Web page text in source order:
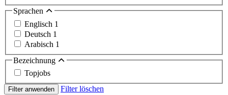
Sprachen
Englisch 1
Deutsch 1
Arabisch 1
Bezeichnung
Topjobs
Filter anwenden
Filter löschen